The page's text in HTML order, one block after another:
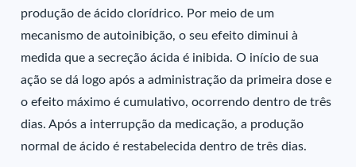
produção de ácido clorídrico. Por meio de um
mecanismo de autoinibição, o seu efeito diminui à
medida que a secreção ácida é inibida. O início de sua
ação se dá logo após a administração da primeira dose e
o efeito máximo é cumulativo, ocorrendo dentro de três
dias. Após a interrupção da medicação, a produção
normal de ácido é restabelecida dentro de três dias.